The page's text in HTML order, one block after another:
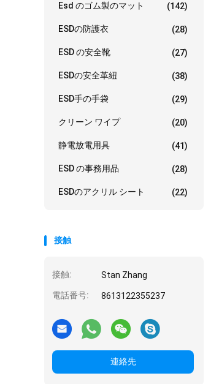
Esd のゴム製のマット (142)
ESDの防護衣 (28)
ESD の安全靴 (27)
ESDの安全革紐 (38)
ESD手の手袋 (29)
クリーン ワイプ (20)
静電放電用具 (41)
ESD の事務用品 (28)
ESDのアクリル シート (22)
接触
接触: Stan Zhang
電話番号: 8613122355237
連絡先